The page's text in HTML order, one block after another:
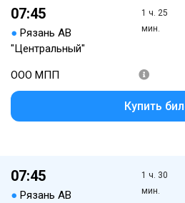
07:45
● Рязань АВ
"Центральный"
1 ч. 25
мин.
ООО МПП
Купить
07:45
● Рязань АВ
1 ч. 30
мин.